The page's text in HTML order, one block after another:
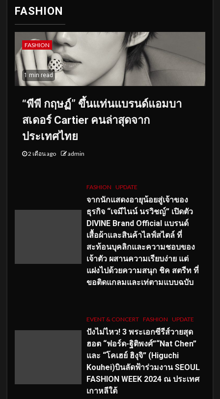
FASHION
FASHION
1 min read
“พีพี กฤษฏ์” ขึ้นแท่นแบรนด์แอมบา
สเดอร์ Cartier คนล่าสุดจาก
ประเทศไทย
2 เดือน ago admin
FASHION UPDATE
จากนักแสดงอายุน้อยสู่เจ้าของ
ธุรกิจ “เจมีไนน์ นรวิชญ์” เปิดตัว
DIVINE Brand Official แบรนด์
เสื้อผ้าและสินค้าไลฟ์สไตล์ ที่
สะท้อนบุคลิกและความชอบของ
เจ้าตัว ผสานความเรียบง่าย แต่
แฝงไปด้วยความสนุก ชิค สตรีท ที่
ขอติดแกลมและเท่ตามแบบฉบับ
EVENT & CONCERT FASHION UPDATE
ปังไม่ไหว! 3 พระเอกซีรีส์วายสุด
ฮอต “ฟอร์ด-ฐิติพงศ์”“Nat Chen”
และ “โคเฮย์ ฮิงุจิ” (Higuchi
Kouhei)บินลัดฟ้าร่วมงาน SEOUL
FASHION WEEK 2024 ณ ประเทศ
เกาหลีใต้